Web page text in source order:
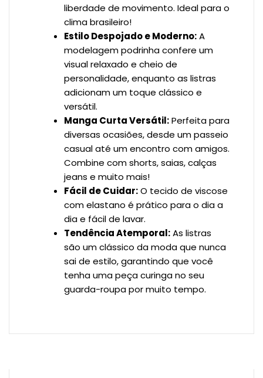
liberdade de movimento. Ideal para o
clima brasileiro!
Estilo Despojado e Moderno:A
modelagem podrinha confere um
visual relaxado e cheio de
personalidade, enquanto as listras
adicionam um toque clássico e
versátil.
Manga Curta Versátil:Perfeita para
diversas ocasiões, desde um passeio
casual até um encontro com amigos.
Combine com shorts, saias, calças
jeans e muito mais!
Fácil de Cuidar:O tecido de viscose
com elastano é prático para o dia a
dia e fácil de lavar.
Tendência Atemporal:As listras
são um clássico da moda que nunca
sai de estilo, garantindo que você
tenha uma peça curinga no seu
guarda-roupa por muito tempo.